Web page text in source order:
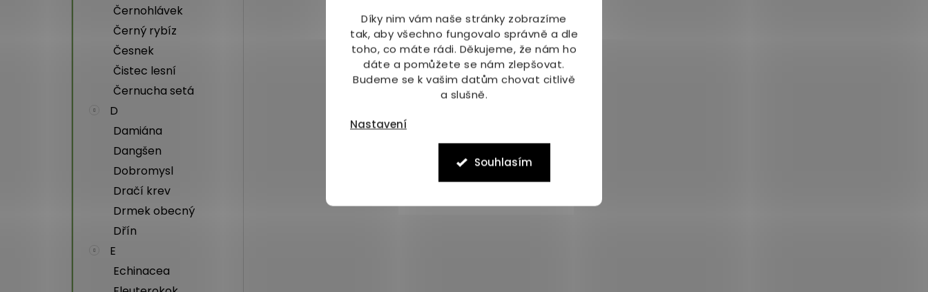
Díky nim vám naše stránky zobrazíme
tak, aby všechno fungovalo správně a dle
toho, co máte rádi. Děkujeme, že nám ho
dáte a pomůžete se nám zlepšovat.
Budeme se k vašim datům chovat citlivě
a slušně.
Nastavení
Souhlasím
Černohlávek
Černý rybíz
Česnek
Čistec lesní
Černucha setá
D
Damiána
Dangšen
Dobromysl
Dračí krev
Drmek obecný
Dřín
E
Echinacea